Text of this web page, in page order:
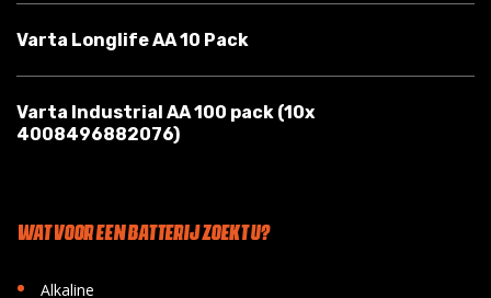
Varta Longlife AA 10 Pack
Varta Industrial AA 100 pack (10x
4008496882076)
WAT VOOR EEN BATTERIJ ZOEKT U?
• Alkaline